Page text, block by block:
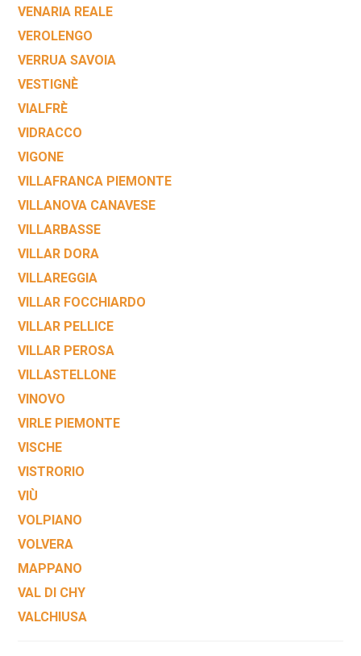
VENARIA REALE
VEROLENGO
VERRUA SAVOIA
VESTIGNÈ
VIALFRÈ
VIDRACCO
VIGONE
VILLAFRANCA PIEMONTE
VILLANOVA CANAVESE
VILLARBASSE
VILLAR DORA
VILLAREGGIA
VILLAR FOCCHIARDO
VILLAR PELLICE
VILLAR PEROSA
VILLASTELLONE
VINOVO
VIRLE PIEMONTE
VISCHE
VISTRORIO
VIÙ
VOLPIANO
VOLVERA
MAPPANO
VAL DI CHY
VALCHIUSA